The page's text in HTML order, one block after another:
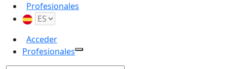
Profesionales
Acceder
Profesionales